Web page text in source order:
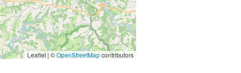
Leaflet | ©OpenStreetMapcontributors